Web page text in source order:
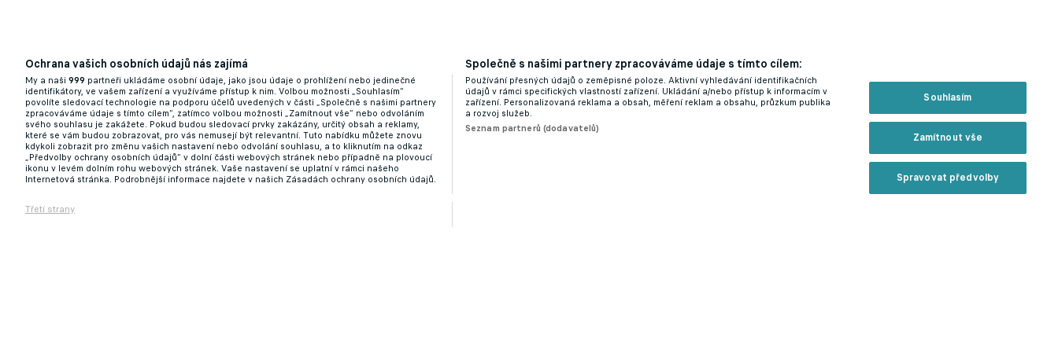
03.02.2025 10:02
Slavia ovládla ligový únor. Hráčem měsíce se stal Chorý, mezi trenéry kraloval Trpišovský
Ochrana vašich osobních údajů nás zajímá
My a naši 999 partneři ukládáme osobní údaje, jako jsou údaje o prohlížení nebo jedinečné
identifikátory, ve vašem zařízení a využíváme přístup k nim. Volbou možnosti „Souhlasím“
povolíte sledovací technologie na podporu účelů uvedených v části „Společně s našimi partnery
zpracováváme údaje s tímto cílem“, zatímco volbou možnosti „Zamítnout vše“ nebo odvoláním
svého souhlasu je zakážete. Pokud budou sledovací prvky zakázány, určitý obsah a reklamy,
které se vám budou zobrazovat, pro vás nemusejí být relevantní. Tuto nabídku můžete znovu
kdykoli zobrazit pro změnu vašich nastavení nebo odvolání souhlasu, a to kliknutím na odkaz
„Předvolby ochrany osobních údajů“ v dolní části webových stránek nebo případně na plovoucí
ikonu v levém dolním rohu webových stránek. Vaše nastavení se uplatní v rámci našeho
Internetová stránka. Podrobnější informace najdete v našich Zásadách ochrany osobních údajů.
Třetí strany
Společně s našimi partnery zpracováváme údaje s tímto cílem:
Používání přesných údajů o zeměpisné poloze. Aktivní vyhledávání identifikačních
údajů v rámci specifických vlastností zařízení. Ukládání a/nebo přístup k informacím v
zařízení. Personalizovaná reklama a obsah, měření reklam a obsahu, průzkum publika
a rozvoj služeb.
Seznam partnerů (dodavatelů)
Souhlasím
Zamítnout vše
Spravovat předvolby